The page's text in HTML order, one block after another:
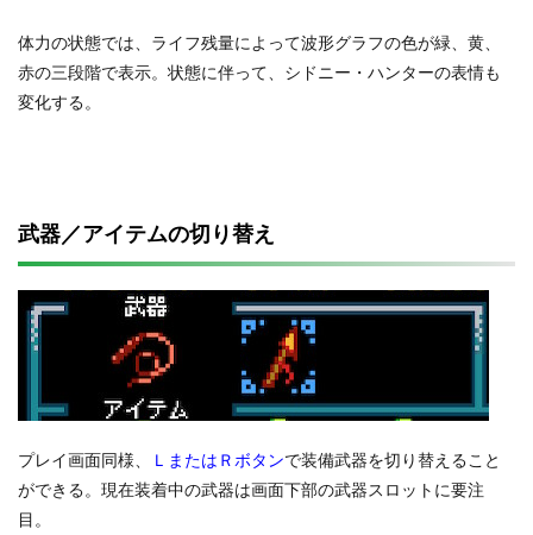
体力の状態では、ライフ残量によって波形グラフの色が緑、黄、
赤の三段階で表示。状態に伴って、シドニー・ハンターの表情も
変化する。
武器／アイテムの切り替え
プレイ画面同様、 ＬまたはＲボタンで装備武器を切り替えること
ができる。現在装着中の武器は画面下部の武器スロットに要注
目。